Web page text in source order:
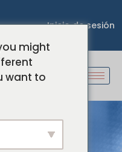
Inicio de sesión
might
want to